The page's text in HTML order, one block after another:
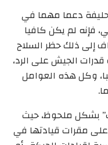
دعما مهما في
فإنه لم يكن كافيا
إلى ذلك حظر السلاح
الجيش على الرد،
وكل هذه العوامل
بشكل ملحوظ، حيث
مقرات قيادتها في